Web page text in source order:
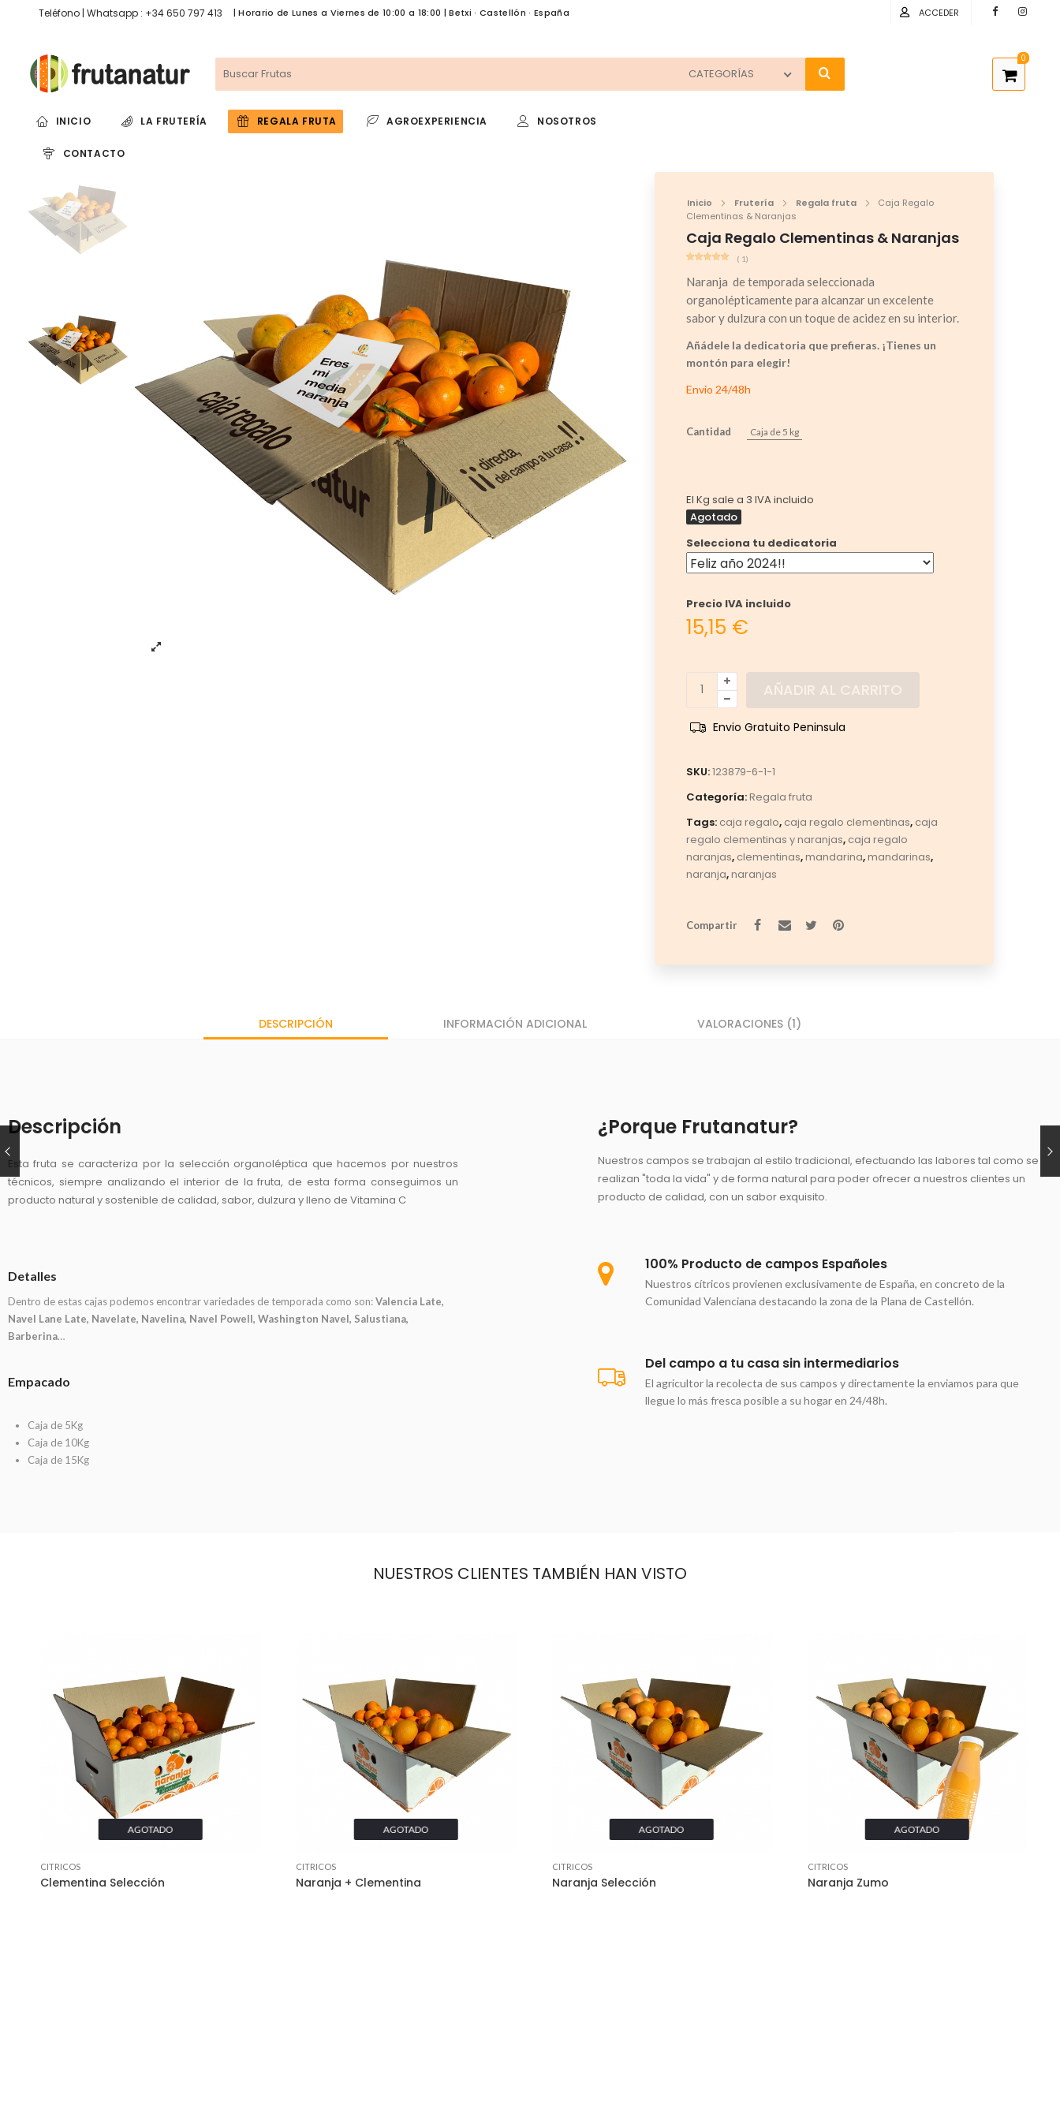
Teléfono | Whatsapp : +34 650 797 413 | Horario de Lunes a Viernes de 10:00 a 18:00 | Betxi · Castellón · España ACCEDER
CATEGORÍAS
0
INICIO LA FRUTERÍA
Clementina Zumo
Naranja Roja Selección
REGALA FRUTA AGROEXPERIENCIA NOSOTROS
CONTACTO
Inicio Frutería Regala fruta
Caja Regalo
Clementinas & Naranjas
Caja Regalo Clementinas & Naranjas
5.00
sobre 5
en
puntuación
de cliente
( 1)
Naranja de temporada seleccionada
organolépticamente para alcanzar un excelente
sabor y dulzura con un toque de acidez en su interior.
Añádele la dedicatoria que prefieras. ¡Tienes un
montón para elegir!
Envio 24/48h
Cantidad Caja de 5 kg
El Kg sale a 3 IVA incluido
Agotado
Selecciona tu dedicatoria
Precio IVA incluido
15,15 €
Envio Gratuito Peninsula
SKU:123879-6-1-1
Categoría:Regala fruta
Tags: caja regalo, caja regalo clementinas, caja
regalo clementinas y naranjas, caja regalo
naranjas, clementinas,mandarina,mandarinas,
naranja,naranjas
Compartir
DESCRIPCIÓN INFORMACIÓN ADICIONAL VALORACIONES (1)
Descripción
Esta fruta se caracteriza por la selección organoléptica que hacemos por nuestros
técnicos, siempre analizando el interior de la fruta, de esta forma conseguimos un
producto natural y sostenible de calidad, sabor, dulzura y lleno de Vitamina C
Detalles
Dentro de estas cajas podemos encontrar variedades de temporada como son:Valencia Late,
Navel Lane Late, Navelate, Navelina, Navel Powell, Washington Navel, Salustiana,
Barberina…
Empacado
Caja de 5Kg
Caja de 10Kg
Caja de 15Kg
¿Porque Frutanatur?
Nuestros campos se trabajan al estilo tradicional, efectuando las labores tal como se
realizan "toda la vida" y de forma natural para poder ofrecer a nuestros clientes un
producto de calidad, con un sabor exquisito.
100% Producto de campos Españoles
Nuestros cítricos provienen exclusivamente de España, en concreto de la
Comunidad Valenciana destacando la zona de la Plana de Castellón.
Del campo a tu casa sin intermediarios
El agricultor la recolecta de sus campos y directamente la enviamos para que
llegue lo más fresca posible a su hogar en 24/48h.
NUESTROS CLIENTES TAMBIÉN HAN VISTO
AGOTADO
CITRICOS
Clementina Selección
AGOTADO
CITRICOS
Naranja + Clementina
AGOTADO
CITRICOS
Naranja Selección
AGOTADO
CITRICOS
Naranja Zumo